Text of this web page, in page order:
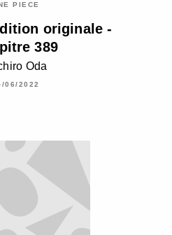
PIECE
originale -
389
Oda
06/2022